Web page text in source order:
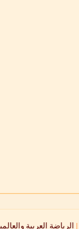
| الرياضة العربية